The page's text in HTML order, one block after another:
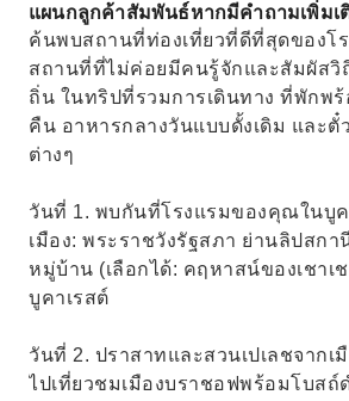
แผนกลูกค้าสัมพันธ์หากมีคำถามเพิ่มเ
ค้นพบสถานที่ท่องเที่ยวที่ดีที่สุดของโร
สถานที่ที่ไม่ค่อยมีคนรู้จักและสัมผัสวิ
ถิ่น ในทริปที่รวมการเดินทาง ที่พักพร้
คืน อาหารกลางวันแบบดั้งเดิม และตั๋
ต่างๆ
วันที่ 1. พบกันที่โรงแรมของคุณในบูค
เมือง: พระราชวังรัฐสภา ย่านลิปสก
หมู่บ้าน (เลือกได้: คฤหาสน์ของเชาเ
บูคาเรสต์
วันที่ 2. ปราสาทและสวนเปเลชจากเ
ไปเที่ยวชมเมืองบราชอฟพร้อมโบสถ์